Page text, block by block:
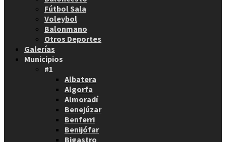
Fútbol Sala
Voleybol
Balonmano
Otros Deportes
Galerías
Municipios
#1
Albatera
Algorfa
Almoradí
Benejúzar
Benferri
Benijófar
Bigastro